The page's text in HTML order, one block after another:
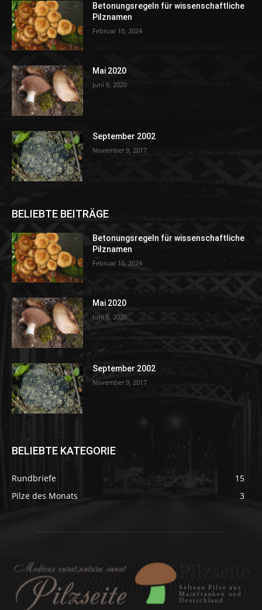
Betonungsregeln für wissenschaftliche
Pilznamen
Februar 10, 2024
Mai 2020
Juni 6, 2020
September 2002
November 9, 2017
BELIEBTE BEITRÄGE
Betonungsregeln für wissenschaftliche
Pilznamen
Februar 10, 2024
Mai 2020
Juni 6, 2020
September 2002
November 9, 2017
BELIEBTE KATEGORIE
Rundbriefe
15
Pilze des Monats
3
Seltene Pilze aus
Mainfranken und
Deutschland